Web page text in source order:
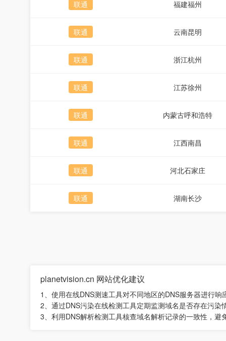
联通 福建福州
联通 云南昆明
联通 浙江杭州
联通 江苏徐州
联通 内蒙古呼和浩特
联通 江西南昌
联通 河北石家庄
联通 湖南长沙
planetvision.cn 网站优化建议
1、使用在线DNS测速工具对不同地区的DNS服务器进行
2、通过DNS污染在线检测工具定期监测域名是否存在污
3、利用DNS解析检测工具核查域名解析记录的一致性，